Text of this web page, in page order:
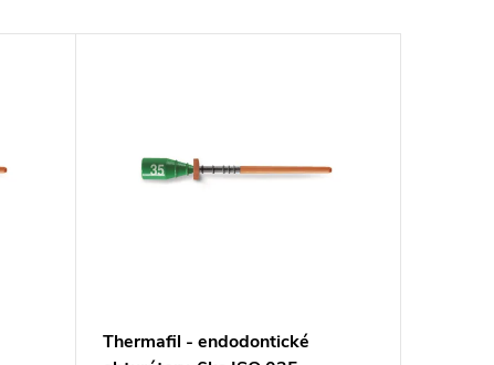
Thermafil - endodontické